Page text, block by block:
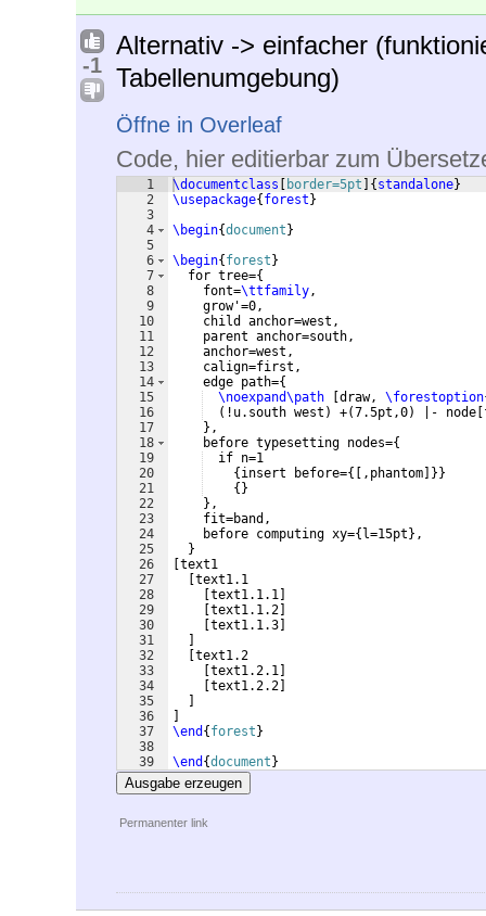
-1
Alternativ -> einfacher
Tabellenumgebung)
Öffne in Overleaf
Code, hier editierbar zum
1
2
3
4
5
6
7
8
9
10
11
12
13
14
15
16
17
18
19
20
21
22
23
24
25
26
27
28
29
30
31
32
33
34
35
36
37
38
39
\documentclass border=5pt { standalone}
\usepackage{ forest }
\begin{document }
\begin{ forest }
  for tree=
{
    font=
\ttfamily,
    grow'=0,
    child anchor=west,
    parent anchor=south,
    anchor=west,
    calign=first,
    edge path=
{
\noexpand\path
draw, \forestoption
( !u.south west ) +(7.5pt,0) |- node
} ,
    before typesetting nodes=
{
  if n=1
{ insert before={[ ,phantom ]}}
{ }
} ,
    fit=band,
    before computing xy=
{ l=15pt } ,
}
text1
text1.1
text1.1.1
text1.1.2
text1.1.3
text1.2
text1.2.1
text1.2.2
\end { forest }
\end {document }
Ausgabe erzeugen
Permanenter link